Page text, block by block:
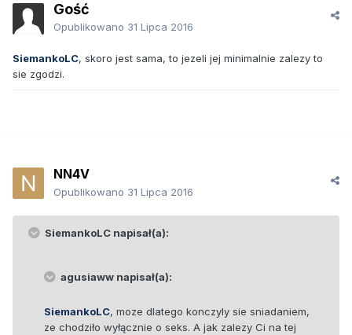
Gość
Opublikowano 31 Lipca 2016
SiemankoLC, skoro jest sama, to jezeli jej minimalnie zalezy to
sie zgodzi.
NN4V
Opublikowano 31 Lipca 2016
SiemankoLC napisał(a):
agusiaww napisał(a):
SiemankoLC, moze dlatego konczyly sie sniadaniem,
ze chodziło wyłącznie o seks. A jak zalezy Ci na tej